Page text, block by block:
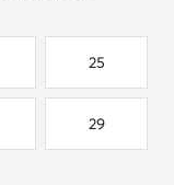
25
29